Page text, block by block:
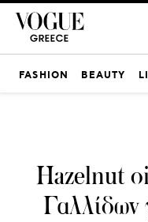
FASHION BEAUTY
Hazelnut
Γαλλίδων